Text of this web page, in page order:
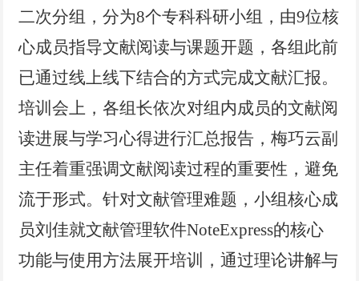
二次分组，分为8个专科科研小组，由9位核
心成员指导文献阅读与课题开题，各组此前
已通过线上线下结合的方式完成文献汇报。
培训会上，各组长依次对组内成员的文献阅
读进展与学习心得进行汇总报告 ，梅巧云副
主任着重强调文献阅读过程的重要性，避免
流于形式。针对文献管理难题，小组核心成
员刘佳就文献管理软件NoteExpress的核心
功能与使用方法展开培训
，通过理论讲解与